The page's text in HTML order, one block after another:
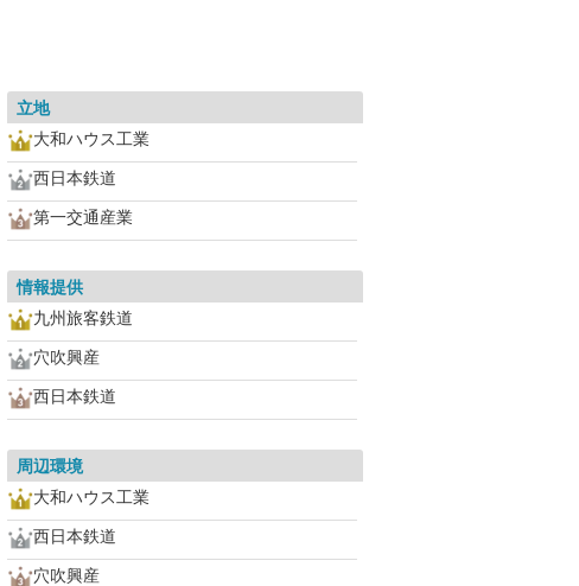
立地
大和ハウス工業
西日本鉄道
第一交通産業
情報提供
九州旅客鉄道
穴吹興産
西日本鉄道
周辺環境
大和ハウス工業
西日本鉄道
穴吹興産